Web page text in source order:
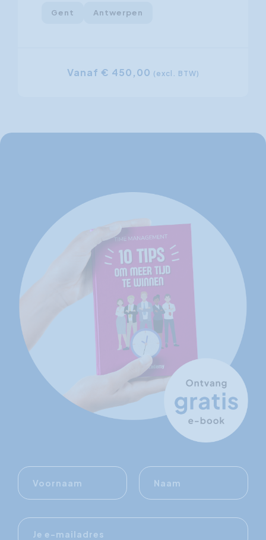
Gent Antwerpen
Vanaf € 450,00 (excl. BTW)
Voornaam Naam
E-
mailadres